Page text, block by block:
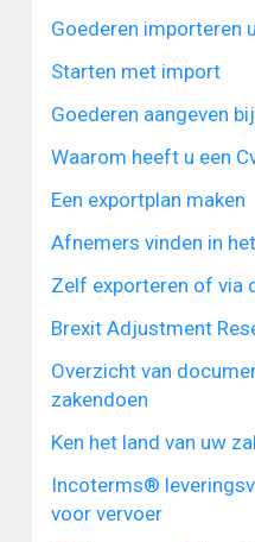
Goederen importeren
Starten met import
Goederen aangeven
Waarom heeft u een
Een exportplan maken
Afnemers vinden in
Zelf exporteren of via
Brexit Adjustment
Overzicht van
zakendoen
Ken het land van uw
Incoterms®
voor vervoer